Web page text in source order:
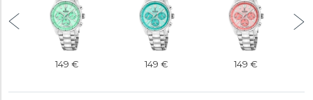
149 € 149 € 149 €